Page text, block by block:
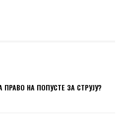
ПРАВО НА ПОПУСТЕ ЗА СТРУЈУ?